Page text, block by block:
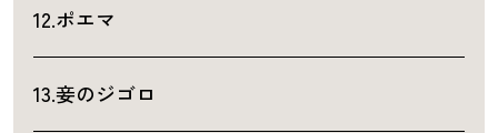
12.ポエマ
13.妾のジゴロ